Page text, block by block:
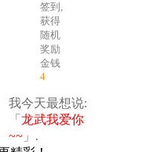
签到,
获得
随机
奖励
金钱
4
我今天最想说:
「 龙武我爱你
~~ 」.